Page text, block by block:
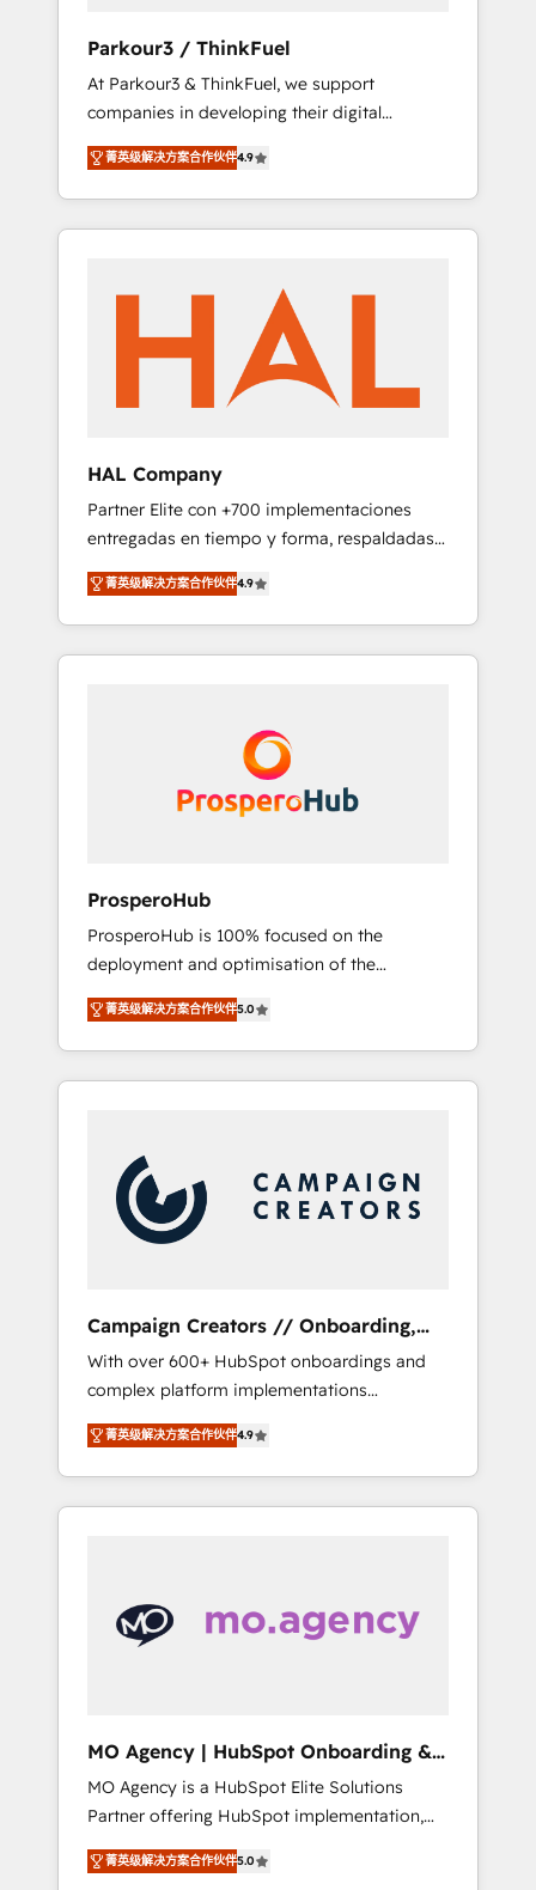
Our Services: HubSpot implementations &
data migration Custom AI agents Revenue
Operations API integrations AI-ready Website
design Let’s turn your CRM into your growth
engine!
Parkour3 / ThinkFuel
At Parkour3 & ThinkFuel, we support
companies in developing their digital
strategies by leveraging technologies and
automating their marketing and sales
processes to generate growth. Our offer
spans from Strategy to Operations. We
implementation, web design, sales &
marketing automation, and digital marketing.
With extensive experience working with tech
companies and manufacturers since 2002,
we are committed to empowering our clients
implementation and seamless integration of
the CRM platform into your digital
ecosystem. Would you like support in
deploying your inbound marketing strategy?
We'll provide support tailored to your needs
and sales objectives. With 125+ certifications,
we are part of the most certified Canadian
coast), our services are offered in both
菁英级解决方案合作伙伴4.9
HAL Company
Partner Elite con +700 implementaciones
entregadas en tiempo y forma, respaldadas
por 6 acreditaciones de HubSpot y un
equipo de 6 Certified Trainers avalados por
HubSpot Academy. Acompañamos a las
empresas en cada etapa de su crecimiento
Nos caracterizamos por combinar excelencia
técnica con una mirada estratégica a largo
菁英级解决方案合作伙伴4.9
ProsperoHub
ProsperoHub is 100% focused on the
deployment and optimisation of the
HubSpot CRM platform. Our highly
experienced team of solutions experts will
ensure that you achieve maximum adoption
and ROI from your HubSpot investment. Use
your team on their HubSpot journey, design
and implement your processes and skilfully
bring your revenue infrastructure to life. Our
collaborative approach keeps you in control
supported over 500 organisations with
HubSpot implementation, optimisation,
training, and adoption assurance. Our tried
and tested Roadmap methodology will
ensure that you receive the best deployment
experience possible. Whether you are new to
HubSpot or seeking to turn around a poor
菁英级解决方案合作伙伴5.0
Campaign Creators // Onboarding,
CRM Migration
With over 600+ HubSpot onboardings and
complex platform implementations
delivered, CC is the go-to Elite Solutions
Partner for businesses ready to migrate,
replatform, and scale smarter. We specialize
in high-impact CRM and CMS migrations and
turning fragmented systems into unified,
growth-ready HubSpot architectures that
custom integrations across your full tech
stack. - Custom object setup, CMS builds, and
full-funnel automation. - Dashboards,
lifecycle campaigns, and lead nurturing
sequences. - Cross-hub setup across
菁英级解决方案合作伙伴4.9
MO Agency | HubSpot Onboarding &
Implementation
MO Agency is a HubSpot Elite Solutions
Partner offering HubSpot implementation,
marketing automation, CRM and RevOps
consulting, B2B SEO, paid media, content
菁英级解决方案合作伙伴5.0